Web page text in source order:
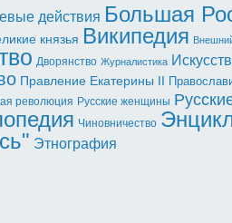
действия Большая
князья Википедия
Дворянство Журналистика
Правление Екатерины II
революция Русские женщины
Чиновничество
Этнография